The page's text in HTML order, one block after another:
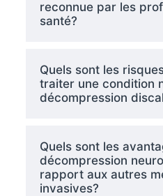
reconnue par les
santé?
Quels sont les
traiter une condition
décompression
Quels sont les
décompression
rapport aux autres
invasives?